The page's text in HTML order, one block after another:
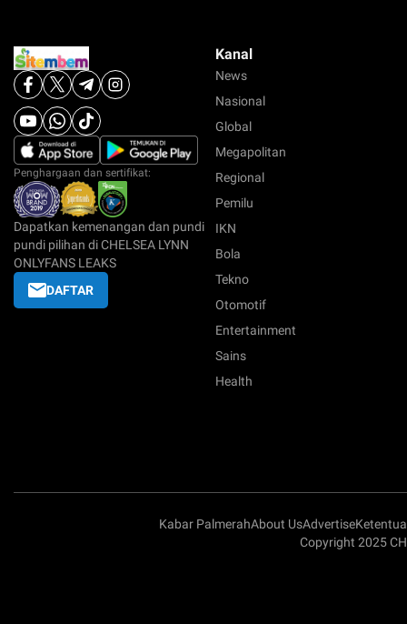
Penghargaan dan sertifikat:
Dapatkan kemenangan dan pundi
pundi pilihan di CHELSEA LYNN
ONLYFANS LEAKS
DAFTAR
Kanal
News
Nasional
Global
Megapolitan
Regional
Pemilu
IKN
Bola
Tekno
Otomotif
Entertainment
Sains
Health
Kabar PalmerahAbout UsAdvertise
Copyright 2025